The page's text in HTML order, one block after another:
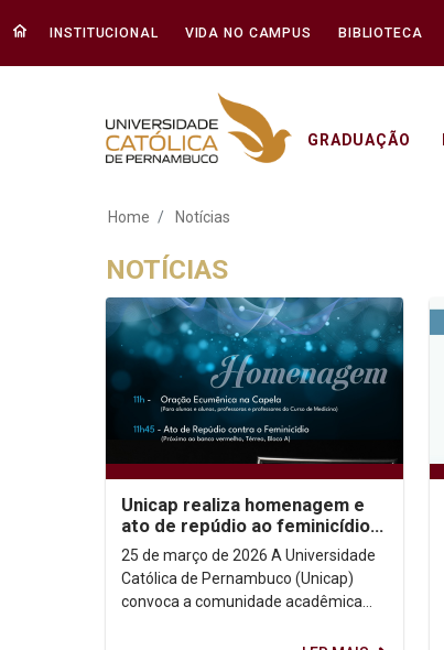
INSTITUCIONAL VIDA NO CAMPUS BIBLIOTECA
GRADUAÇÃO
Notícias - Unicap
Home Notícias
NOTÍCIAS
Unicap realiza homenagem e
ato de repúdio ao feminicídio
nesta quarta-feira (25)
25 de março de 2026 A Universidade
Católica de Pernambuco (Unicap)
convoca a comunidade acadêmica